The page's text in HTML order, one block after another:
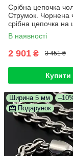
Срібна цепочка
Струмок. Чорнена
срібна цепочка
срібло 925.
В наявності
2 901 ₴ 3 451 ₴
Купити
Ширина 5 мм
Подарунок